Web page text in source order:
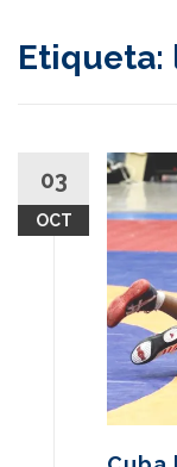
Etiqueta:
03
OCT